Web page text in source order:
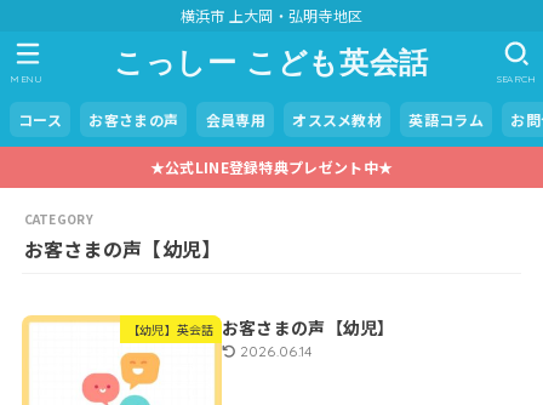
横浜市 上大岡・弘明寺地区
こっしー こども英会話
コース お客さまの声 会員専用 オススメ教材 英語コラム お
SEARCH
MENU
★公式LINE登録特典プレゼント中★
お客さまの声【幼児】
【幼児】英会話 お客さまの声【幼児】
2026.06.14